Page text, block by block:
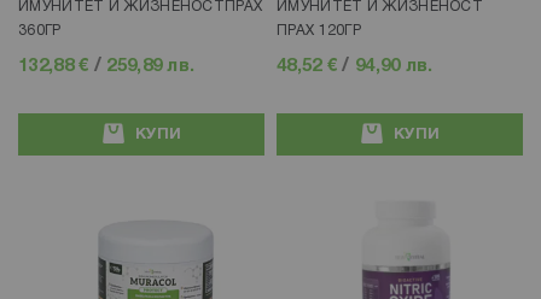
ИМУНИТЕТ И ЖИЗНЕНОСТПРАХ
360ГР
132,88 € / 259,89 лв.
КУПИ
ИМУНИТЕТ И ЖИЗНЕНОСТ
ПРАХ 120ГР
48,52 € / 94,90 лв.
КУПИ